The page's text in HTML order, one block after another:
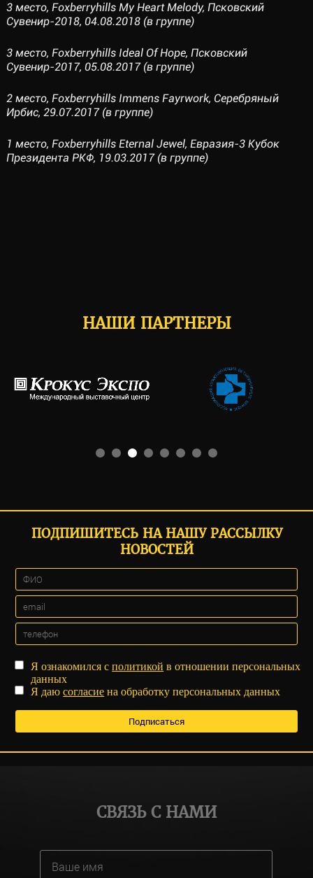
3 место, Foxberryhills My Heart Melody, Псковский
Сувенир-2018, 04.08.2018 (в группе)
3 место, Foxberryhills Ideal Of Hope, Псковский
Сувенир-2017, 05.08.2017 (в группе)
2 место, Foxberryhills Immens Fayrwork, Серебряный
Ирбис, 29.07.2017 (в группе)
1 место, Foxberryhills Eternal Jewel, Евразия-3 Кубок
Президента РКФ, 19.03.2017 (в группе)
НАШИ ПАРТНЕРЫ
ПОДПИШИТЕСЬ НА НАШУ РАССЫЛКУ
НОВОСТЕЙ
Я ознакомился сполитикой в отношении персональных
данных
Я даюсогласие на обработку персональных данных
СВЯЗЬ С НАМИ